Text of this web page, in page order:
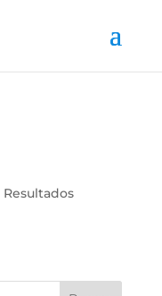
Resultados